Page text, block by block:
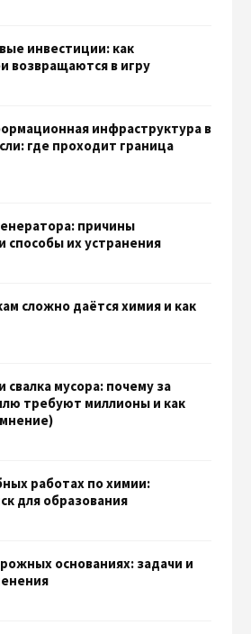
инвестиции: как
возвращаются в игру
инфраструктура в
где проходит граница
причины
способы их устранения
сложно даётся химия и как
свалка мусора: почему за
требуют миллионы и как
работах по химии:
для образования
основаниях: задачи и